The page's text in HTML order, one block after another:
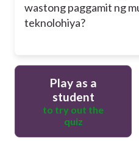
wastong paggamit ng
teknolohiya?
Play as a
student
to try out the
quiz